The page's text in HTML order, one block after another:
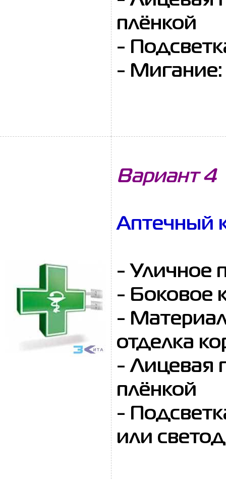
плёнкой
-
-
Вариант 4
Аптечный
- Уличное
- Боковое
-
отделка
- Лицевая
плёнкой
-
или